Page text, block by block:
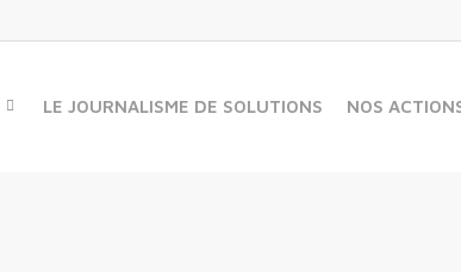
LE JOURNALISME DE SOLUTIONS NOS